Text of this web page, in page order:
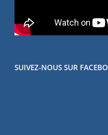
SUIVEZ-NOUS SUR